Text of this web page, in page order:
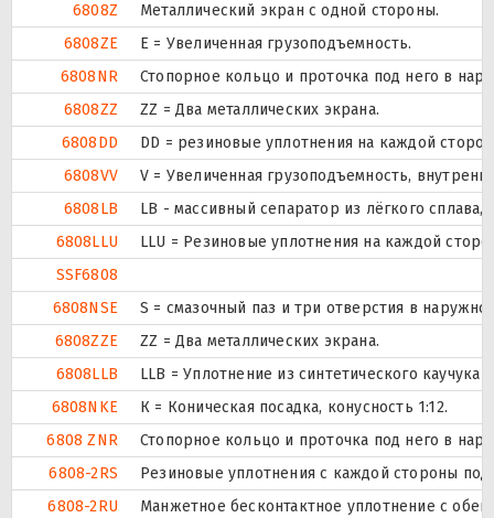
6808Z
Металлический экран с одной стороны.
6808ZE
Е = Увеличенная грузоподъемность.
6808NR
Стопорное кольцо и проточка под него в
6808ZZ
ZZ = Два металлических экрана.
6808DD
DD = резиновые уплотнения на каждой
6808VV
V = Увеличенная грузоподъемность,
6808LB
LB - массивный сепаратор из лёгкого
6808LLU
LLU = Резиновые уплотнения на каждой
SSF6808
6808NSE
S = смазочный паз и три отверстия в
6808ZZE
ZZ = Два металлических экрана.
6808LLB
LLB = Уплотнение из синтетического каучука
6808NKE
К = Коническая посадка, конусность 1:12.
6808 ZNR
Стопорное кольцо и проточка под него в
6808-2RS
Резиновые уплотнения с каждой стороны
6808-2RU
Манжетное бесконтактное уплотнение с